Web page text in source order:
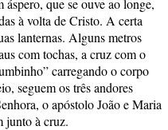
áspero, que se ouve ao longe,
à volta de Cristo. A certa
lanternas. Alguns metros
com tochas, a cruz com o
carregando o corpo
seguem os três andores
o apóstolo João e Maria
junto à cruz.